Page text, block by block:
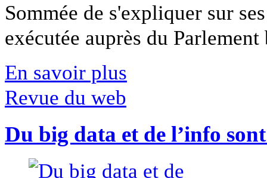
Sommée de s'expliquer sur
exécutée auprès du
En savoir plus
Revue du web
Du big data et de l’info